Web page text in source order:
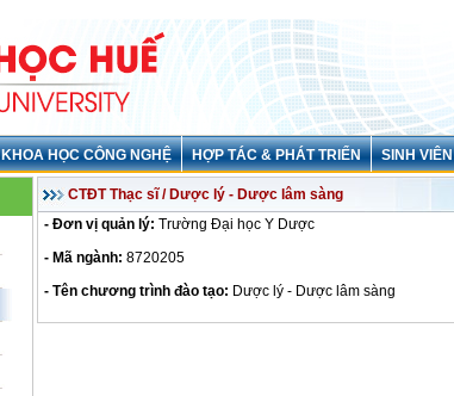
KHOA HỌC CÔNG NGHỆ HỢP TÁC & PHÁT TRIỂN SINH VIÊN
CTĐT Thạc sĩ / Dược lý - Dược lâm sàng
- Đơn vị quản lý: Trường Đại học Y Dược
- Mã ngành: 8720205
- Tên chương trình đào tạo: Dược lý - Dược lâm sàng